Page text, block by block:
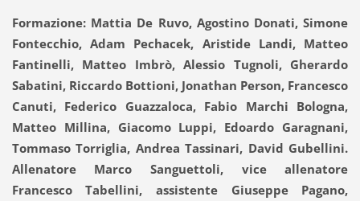
Formazione: Mattia De Ruvo, Agostino Donati, Simone
Fontecchio, Adam Pechacek, Aristide Landi, Matteo
Fantinelli, Matteo Imbrò, Alessio Tugnoli, Gherardo
Sabatini, Riccardo Bottioni, Jonathan Person, Francesco
Canuti, Federico Guazzaloca, Fabio Marchi Bologna,
Matteo Millina, Giacomo Luppi, Edoardo Garagnani,
Tommaso Torriglia, Andrea Tassinari, David Gubellini.
Allenatore Marco Sanguettoli, vice allenatore
Francesco Tabellini, assistente Giuseppe Pagano,